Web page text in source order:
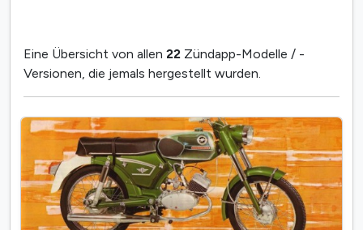
Eine Übersicht von allen 22 Zündapp-Modelle / -
Versionen, die jemals hergestellt wurden.